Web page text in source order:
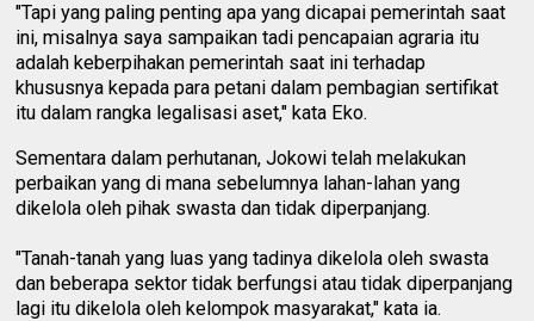
"Tapi yang paling penting apa yang dicapai pemerintah saat
ini, misalnya saya sampaikan tadi pencapaian agraria itu
adalah keberpihakan pemerintah saat ini terhadap
khususnya kepada para petani dalam pembagian sertifikat
itu dalam rangka legalisasi aset," kata Eko.
Sementara dalam perhutanan, Jokowi telah melakukan
perbaikan yang di mana sebelumnya lahan-lahan yang
dikelola oleh pihak swasta dan tidak diperpanjang.
"Tanah-tanah yang luas yang tadinya dikelola oleh swasta
dan beberapa sektor tidak berfungsi atau tidak diperpanjang
lagi itu dikelola oleh kelompok masyarakat," kata ia.